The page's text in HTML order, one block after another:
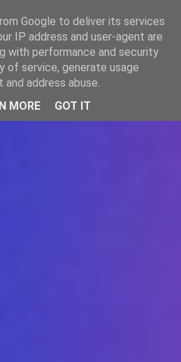
Google to deliver its services
IP address and user-agent are
with performance and security
of service, generate usage
address abuse.
MORE
GOT IT